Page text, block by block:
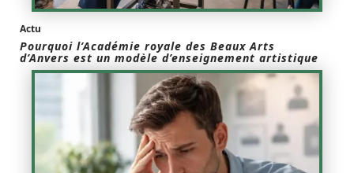
Actu
Pourquoi l’Académie royale des Beaux Arts
d’Anvers est un modèle d’enseignement artistique